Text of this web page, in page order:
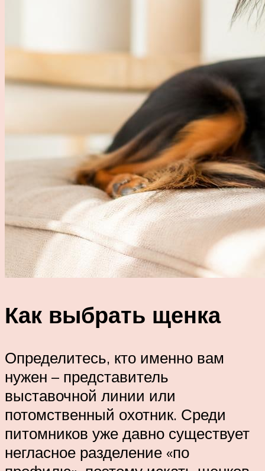
Как выбрать щенка
Определитесь, кто именно вам
нужен – представитель
выставочной линии или
потомственный охотник. Среди
питомников уже давно существует
негласное разделение «по